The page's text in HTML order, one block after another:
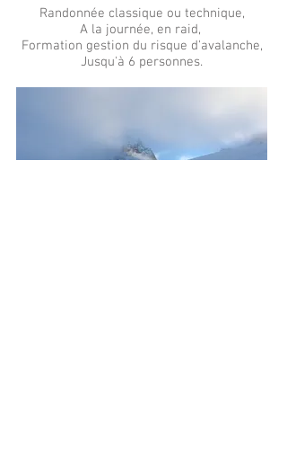
Randonnée classique ou technique,
A la journée, en raid,
Formation gestion du risque d'avalanche,
Jusqu'à 6 personnes.